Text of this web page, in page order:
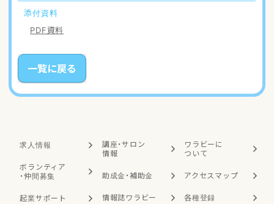
添付資料
PDF資料
一覧に戻る
求人情報
ボランティア
・仲間募集
起業サポート
講座・サロン
情報
助成金・補助金
情報誌ワラビー
ワラビーに
ついて
アクセスマップ
各種登録